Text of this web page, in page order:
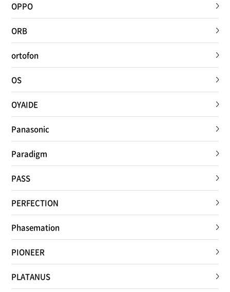
OPPO
ORB
ortofon
OS
OYAIDE
Panasonic
Paradigm
PASS
PERFECTION
Phasemation
PIONEER
PLATANUS